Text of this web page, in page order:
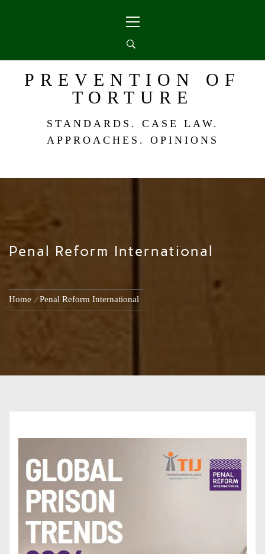
Menu
PREVENTION OF
TORTURE
STANDARDS. CASE LAW.
APPROACHES. OPINIONS
Penal Reform International
Home Penal Reform International